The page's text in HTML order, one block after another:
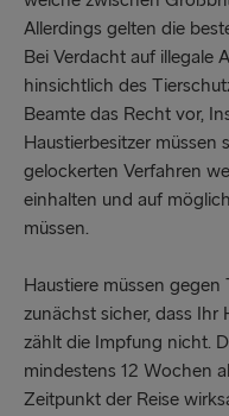
Allerdings gelten die
Bei Verdacht auf illegale
hinsichtlich des
Beamte das Recht vor,
Haustierbesitzer müssen
gelockerten Verfahren
einhalten und auf
müssen.
Haustiere müssen
zunächst sicher, dass Ihr
zählt die Impfung nicht.
mindestens 12 Wochen
Zeitpunkt der Reise